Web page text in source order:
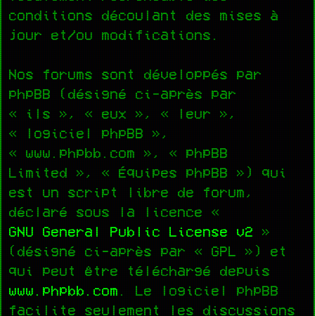
conditions découlant des mises à
jour et/ou modifications.
Nos forums sont développés par
phpBB (désigné ci-après par
« ils », « eux », « leur »,
« logiciel phpBB »,
« www.phpbb.com », « phpBB
Limited », « Équipes phpBB ») qui
est un script libre de forum,
déclaré sous la licence «
GNU General Public License v2 »
(désigné ci-après par « GPL ») et
qui peut être téléchargé depuis
www.phpbb.com . Le logiciel phpBB
facilite seulement les discussions